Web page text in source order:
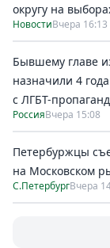
округу на
НовостиВчера 16:13
Бывшему главе
назначили 4
с ЛГБТ-
РоссияВчера 15:08
Петербуржцы
на Московском
С.ПетербургВчера